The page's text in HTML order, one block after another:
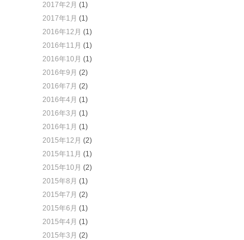
2017年2月 (1)
2017年1月 (1)
2016年12月 (1)
2016年11月 (1)
2016年10月 (1)
2016年9月 (2)
2016年7月 (2)
2016年4月 (1)
2016年3月 (1)
2016年1月 (1)
2015年12月 (2)
2015年11月 (1)
2015年10月 (2)
2015年8月 (1)
2015年7月 (2)
2015年6月 (1)
2015年4月 (1)
2015年3月 (2)